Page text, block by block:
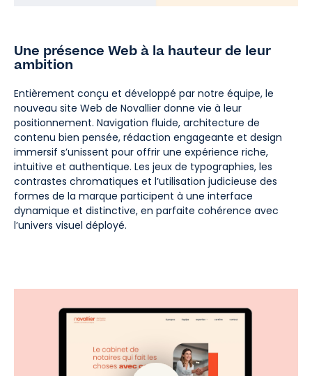
Une présence Web à la hauteur de leur
ambition
Entièrement conçu et développé par notre équipe, le
nouveau site Web de Novallier donne vie à leur
positionnement. Navigation fluide, architecture de
contenu bien pensée, rédaction engageante et design
immersif s’unissent pour offrir une expérience riche,
intuitive et authentique. Les jeux de typographies, les
contrastes chromatiques et l’utilisation judicieuse des
formes de la marque participent à une interface
dynamique et distinctive, en parfaite cohérence avec
l’univers visuel déployé.